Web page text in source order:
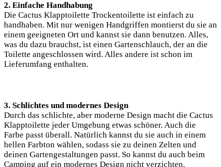
2. Einfache Handhabung
Die Cactus Klapptoilette Trockentoilette ist einfach zu
handhaben. Mit nur wenigen Handgriffen montierst du sie an
einem geeigneten Ort und kannst sie dann benutzen. Alles,
was du dazu brauchst, ist einen Gartenschlauch, der an die
Toilette angeschlossen wird. Alles andere ist schon im
Lieferumfang enthalten.
3. Schlichtes und modernes Design
Durch das schlichte, aber moderne Design macht die Cactus
Klapptoilette jeder Umgebung etwas schöner. Auch die
Farbe passt überall. Natürlich kannst du sie auch in einem
hellen Farbton wählen, sodass sie zu deinen Zelten und
deinen Gartengestaltungen passt. So kannst du auch beim
Camping auf ein modernes Design nicht verzichten.